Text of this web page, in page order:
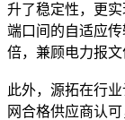
升了稳定性，更
端口间的自适应
倍，兼顾电力报文
此外，源拓在行
网合格供应商认